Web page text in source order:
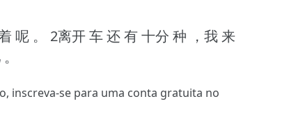
呢 。
2离开 车 还 有 十分 种 ，我 来
inscreva-se para uma conta gratuita no